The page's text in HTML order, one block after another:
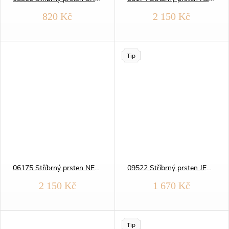
ů
820 Kč 2 150 Kč
06175 Stříbrný prsten NEBESKÝ modrý OPÁL
2 150 Kč
Tip
09522 Stříbrný prsten JEMNÉ VLNKY
1 670 Kč
Tip